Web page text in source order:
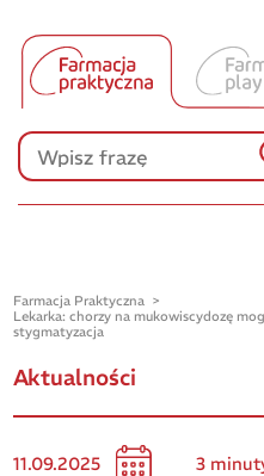
Produkty
Farmacja Praktyczna
Lekarka: chorzy na mukowiscydozę
stygmatyzacja
Aktualności
11.09.2025 3